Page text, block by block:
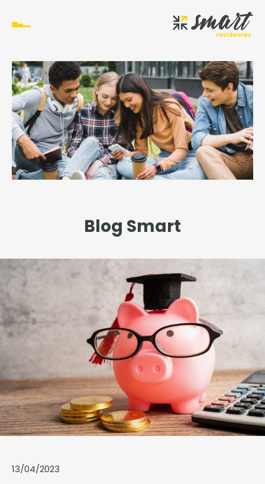
Blog Smart
13/04/2023